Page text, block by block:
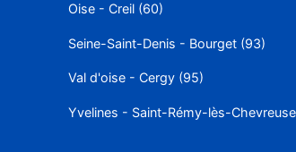
Oise - Creil (60)
Seine-Saint-Denis - Bourget (93)
Val d'oise - Cergy (95)
Yvelines - Saint-Rémy-lès-